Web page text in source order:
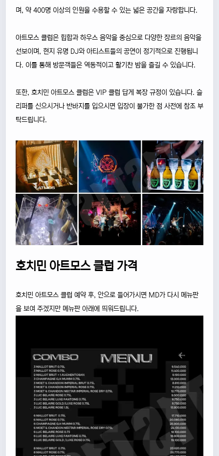
며, 약 400명 이상의 인원을 수용할 수 있는 넓은 공간을 자랑합니다.
아트모스 클럽은 힙합과 하우스 음악을 중심으로 다양한 장르의 음악을
선보이며, 현지 유명 DJ와 아티스트들의 공연이 정기적으로 진행됩니
다. 이를 통해 방문객들은 역동적이고 활기찬 밤을 즐길 수 있습니다.
또한, 호치민 아트모스 클럽은 VIP 클럽 답게 복장 규정이 있습니다. 슬
리퍼를 신으시거나 반바지를 입으시면 입장이 불가한 점 사전에 참조 부
탁드립니다.
호치민 아트모스 클럽 가격
호치민 아트모스 클럽 예약 후, 안으로 들어가시면 MD가 다시 메뉴판
을 보여 주겠지만 메뉴판 아래에 띄워드립니다.